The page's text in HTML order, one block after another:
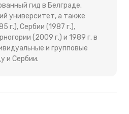
гид в Белграде.
университет, а также
г.), Сербии (1987 г.),
(2009 г.) и 1989 г. в
и групповые
и Сербии.